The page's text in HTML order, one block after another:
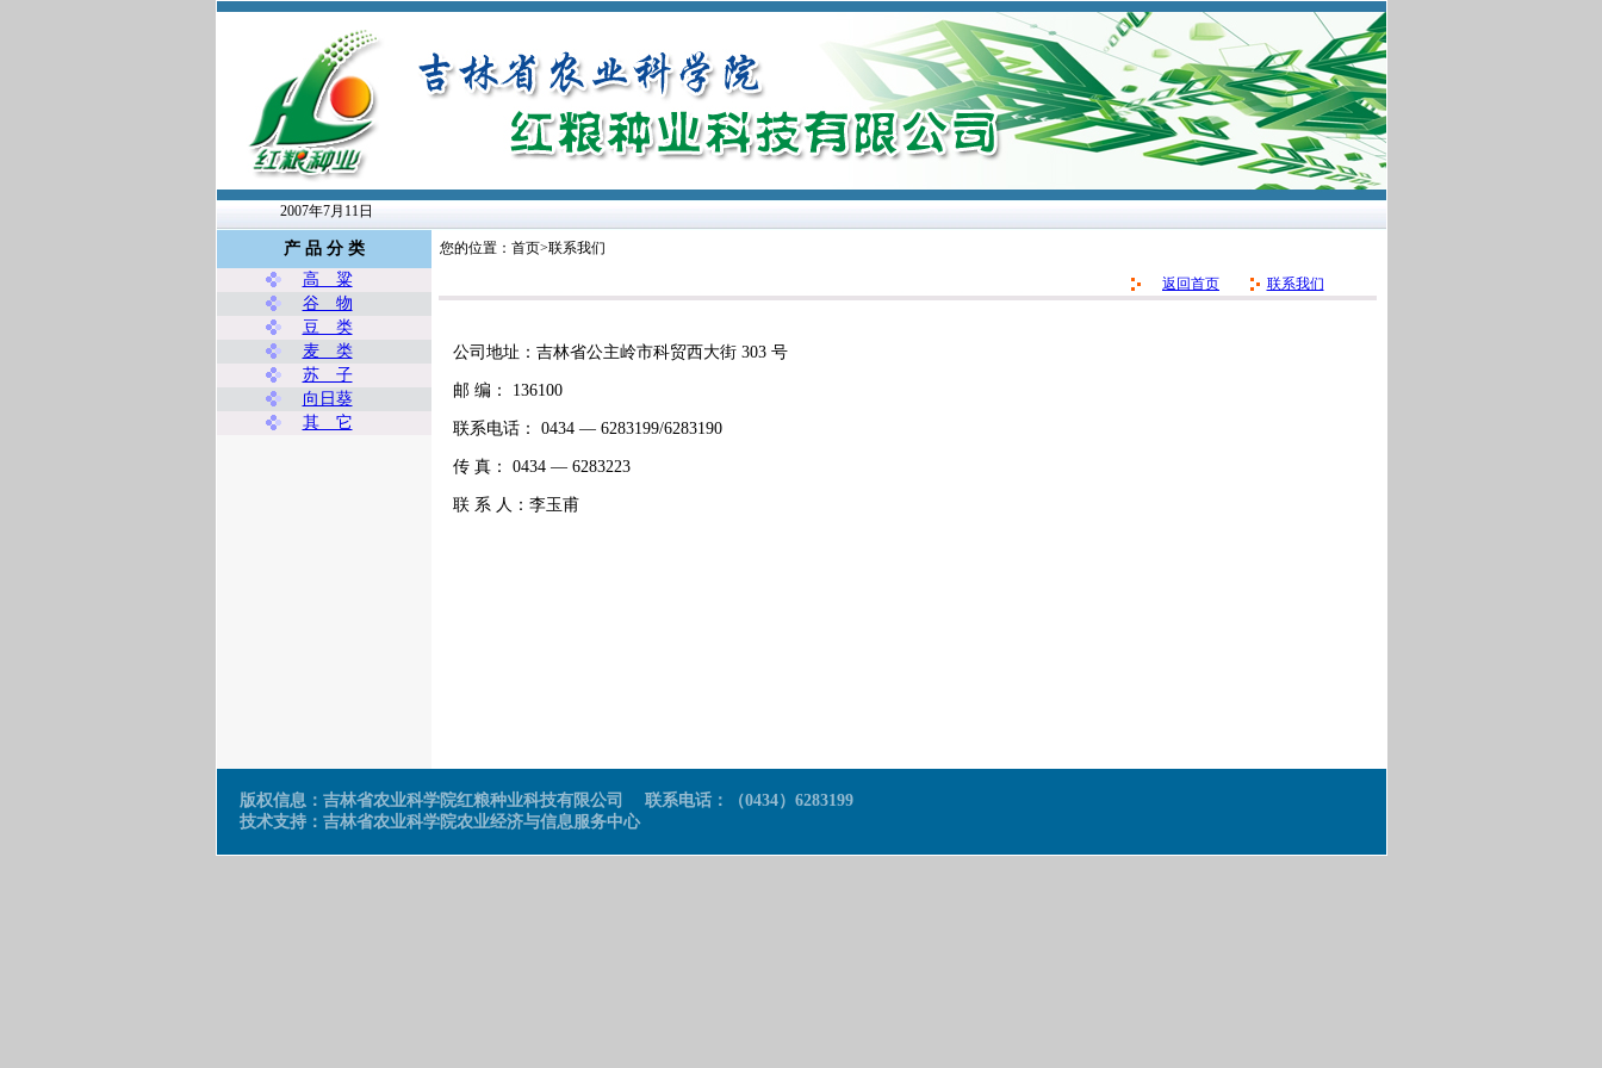
2007年7月11日
产 品 分 类
高 粱
谷 物
豆 类
麦 类
苏 子
向日葵
其 它
您的位置：首页>联系我们
返回首页 联系我们
公司地址：吉林省公主岭市科贸西大街 303 号
邮 编： 136100
联系电话： 0434 — 6283199/6283190
传 真： 0434 — 6283223
联 系 人：李玉甫
版权信息：吉林省农业科学院红粮种业科技有限公司 联系电话：（0434）6283199
技术支持：吉林省农业科学院农业经济与信息服务中心